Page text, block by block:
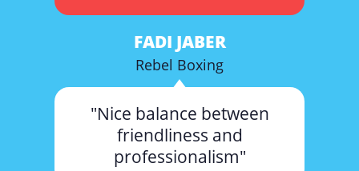
"Nice balance between
friendliness and
professionalism"
FADI JABER
Rebel Boxing